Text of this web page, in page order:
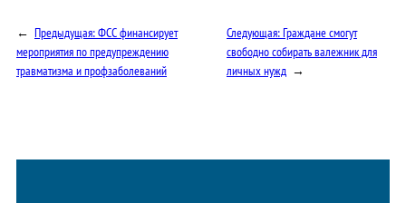
← Предыдущая:ФСС финансирует
мероприятия по предупреждению
травматизма и профзаболеваний
Следующая:Граждане смогут
свободно собирать валежник для
личных нужд →